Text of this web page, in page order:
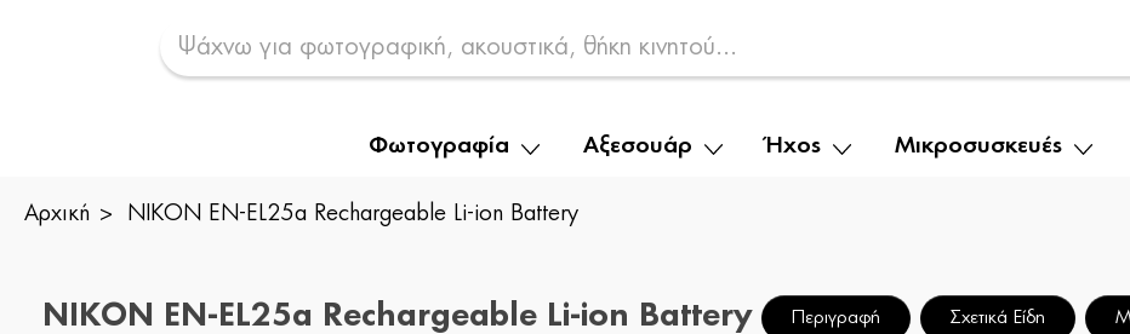
Φωτογραφία Αξεσουάρ Ήχος Μικροσυσκευές
Αρχική NIKON EN-EL25a Rechargeable Li-ion Battery
NIKON EN-EL25a Rechargeable Li-ion Battery Περιγραφή Σχετικά Είδη